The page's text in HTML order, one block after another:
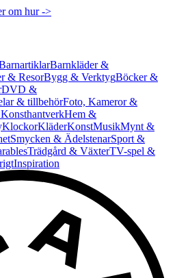
om hur ->
Barnkläder &
& ResorBygg & VerktygBöcker &
DVD &
& tillbehörFoto, Kameror &
Hem &
KlockorKläderKonstMusikMynt &
Smycken & ÄdelstenarSport &
Trädgård & VäxterTV-spel &
Inspiration